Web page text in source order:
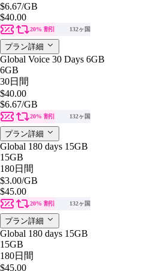
$6.67/GB
$40.00
20% 割引 132ヶ国
プラン詳細
Global Voice 30 Days 6GB
6GB
30日間
$40.00
$6.67/GB
20% 割引 132ヶ国
プラン詳細
Global 180 days 15GB
15GB
180日間
$3.00/GB
$45.00
20% 割引 132ヶ国
プラン詳細
Global 180 days 15GB
15GB
180日間
$45.00